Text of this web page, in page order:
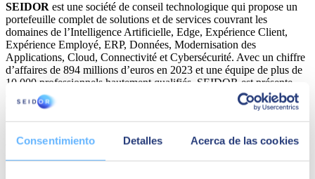
Consentimiento Detalles Acerca de las cookies
SEIDOR est une société de conseil technologique qui propose un
portefeuille complet de solutions et de services couvrant les
domaines de l’Intelligence Artificielle, Edge, Expérience Client,
Expérience Employé, ERP, Données, Modernisation des
Applications, Cloud, Connectivité et Cybersécurité. Avec un chiffre
d’affaires de 894 millions d’euros en 2023 et une équipe de plus de
10.000 professionnels hautement qualifiés, SEIDOR est présente
dans 45 pays en Europe, Amérique latine, États-Unis, Moyen-
Orient, Afrique et Asie. La société est partenaire des principaux
leaders technologiques.
Peut-être que cela pourrait vous